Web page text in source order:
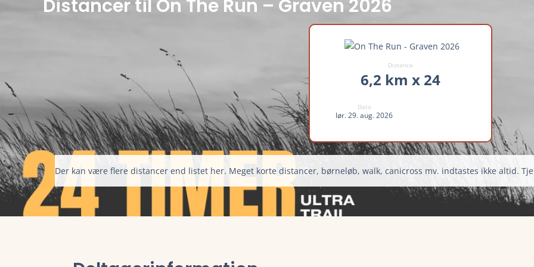
Distancer til On The Run – Graven 2026
Distance
6,2 km x 24
Dato
lør. 29. aug. 2026
Der kan være flere distancer end listet her. Meget korte distancer, børneløb, walk, canicross mv. indtastes ikke altid.